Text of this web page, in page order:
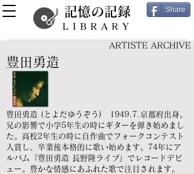
記憶の記録
LIBRARY
Share
豊田勇造
豊田勇造 (とよだゆうぞう) 1949.7.京都府出身。
兄の影響で小学5年生の時にギターを弾き始めまし
た。高校2年生の時に自作曲でフォークコンテスト
入賞し、卒業後本格的に歌い始めます。74年にア
ルバム『豊田勇造 長野隆ライブ』でレコードデビ
ュー。豊かな情感にあふれた歌で注目されます。
ARTISTE ARCHIVE